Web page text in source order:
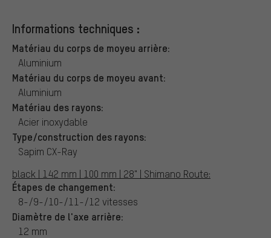
Informations techniques :
Matériau du corps de moyeu arrière:
Aluminium
Matériau du corps de moyeu avant:
Aluminium
Matériau des rayons:
Acier inoxydable
Type/construction des rayons:
Sapim CX-Ray
black | 142 mm | 100 mm | 28" | Shimano Route:
Étapes de changement:
8-/9-/10-/11-/12 vitesses
Diamètre de l'axe arrière:
12 mm